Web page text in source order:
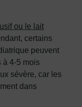
ou le lait
certains
peuvent
à 4-5 mois
sévère, car les
dans